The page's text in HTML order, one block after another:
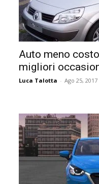
Auto meno
migliori
Luca Talotta - Ago 25, 2017